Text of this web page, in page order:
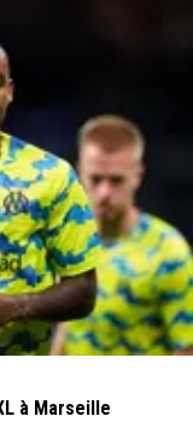
à Marseille